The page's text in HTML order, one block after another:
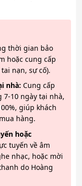
thời gian bảo
hoặc cung cấp
nạn, sự cố).
nhà: Cung cấp
10 ngày tại nhà,
giúp khách
hàng.
hoặc
tuyến về âm
nhạc, hoặc mời
do Hoàng